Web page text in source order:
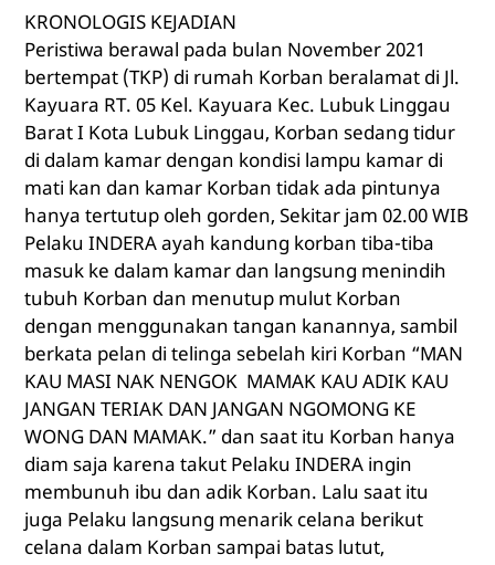
KRONOLOGIS KEJADIAN
Peristiwa berawal pada bulan November 2021
bertempat (TKP) di rumah Korban beralamat di Jl.
Kayuara RT. 05 Kel. Kayuara Kec. Lubuk Linggau
Barat I Kota Lubuk Linggau, Korban sedang tidur
di dalam kamar dengan kondisi lampu kamar di
mati kan dan kamar Korban tidak ada pintunya
hanya tertutup oleh gorden, Sekitar jam 02.00 WIB
Pelaku INDERA ayah kandung korban tiba-tiba
masuk ke dalam kamar dan langsung menindih
tubuh Korban dan menutup mulut Korban
dengan menggunakan tangan kanannya, sambil
berkata pelan di telinga sebelah kiri Korban “MAN
KAU MASI NAK NENGOK MAMAK KAU ADIK KAU
JANGAN TERIAK DAN JANGAN NGOMONG KE
WONG DAN MAMAK.” dan saat itu Korban hanya
diam saja karena takut Pelaku INDERA ingin
membunuh ibu dan adik Korban. Lalu saat itu
juga Pelaku langsung menarik celana berikut
celana dalam Korban sampai batas lutut,